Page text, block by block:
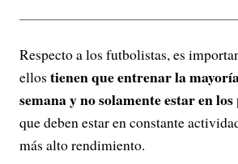
Respecto a los futbolistas, es
ellos tienen que entrenar la
semana y no solamente estar en
que deben estar en constante
más alto rendimiento.